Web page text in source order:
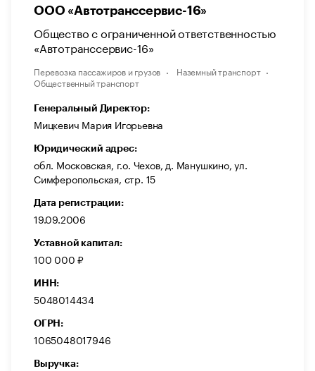
ООО «Автотранссервис-16»
Общество с ограниченной ответственностью
«Автотранссервис-16»
Перевозка пассажиров и грузов
Наземный транспорт
Общественный транспорт
Генеральный Директор:
Мицкевич Мария Игорьевна
Юридический адрес:
обл. Московская, г.о. Чехов, д. Манушкино, ул.
Симферопольская, стр. 15
Дата регистрации:
19.09.2006
Уставной капитал:
100 000 ₽
ИНН:
5048014434
ОГРН:
1065048017946
Выручка: